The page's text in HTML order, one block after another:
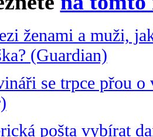
ženami a muži,
(Guardian)
se trpce přou
pošta vybírat